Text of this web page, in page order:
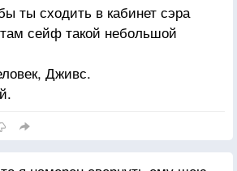
ты сходить в кабинет сэра
сейф такой небольшой
Дживс.